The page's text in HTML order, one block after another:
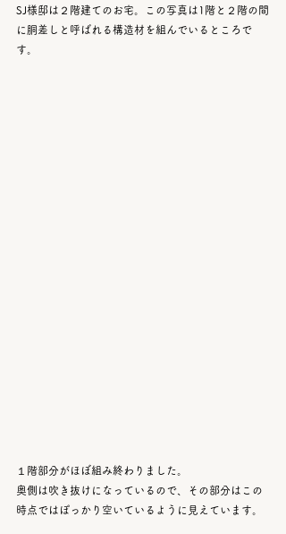
SJ様邸は２階建てのお宅。この写真は1階と２階の間
に胴差しと呼ばれる構造材を組んでいるところで
す。
１階部分がほぼ組み終わりました。
奥側は吹き抜けになっているので、その部分はこの
時点ではぽっかり空いているように見えています。